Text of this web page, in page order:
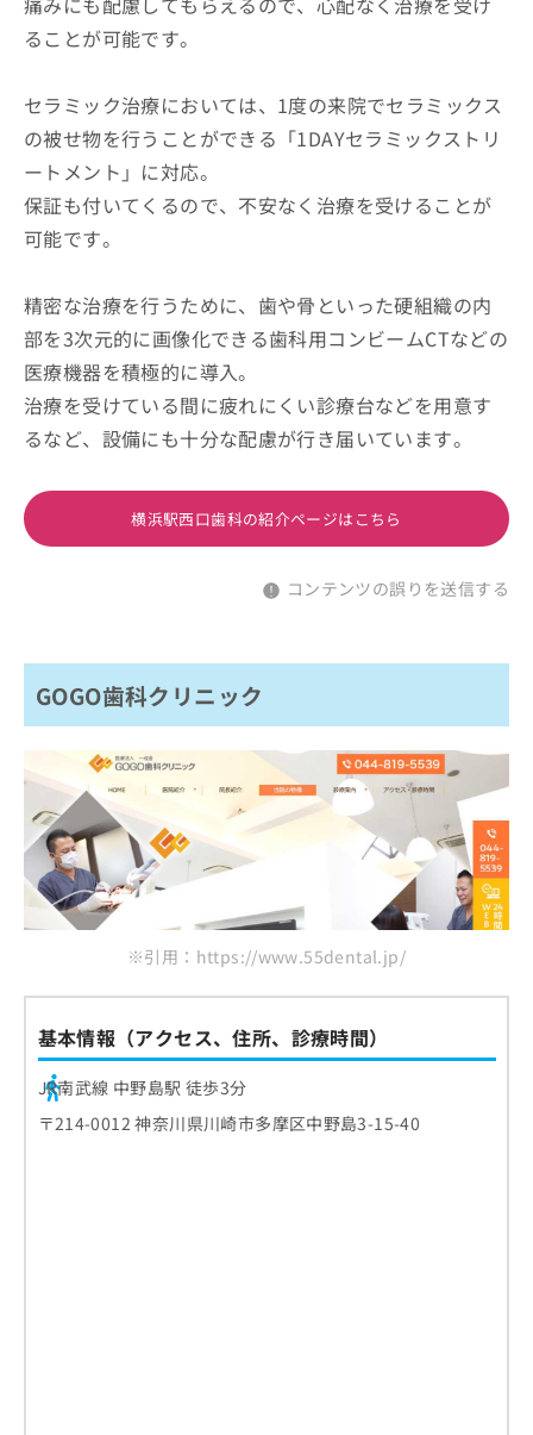
ることが可能です。
セラミック治療においては、1度の来院でセラミックス
の被せ物を行うことができる「1DAYセラミックストリ
ートメント」に対応。
保証も付いてくるので、不安なく治療を受けることが
可能です。
精密な治療を行うために、歯や骨といった硬組織の内
部を3次元的に画像化できる歯科用コンビームCTなどの
医療機器を積極的に導入。
治療を受けている間に疲れにくい診療台などを用意す
るなど、設備にも十分な配慮が行き届いています。
横浜駅西口歯科の紹介ページはこちら
コンテンツの誤りを送信する
GOGO歯科クリニック
※引用：https://www.55dental.jp/
基本情報（アクセス、住所、診療時間）
JR南武線 中野島駅 徒歩3分
〒214-0012 神奈川県川崎市多摩区中野島3-15-40